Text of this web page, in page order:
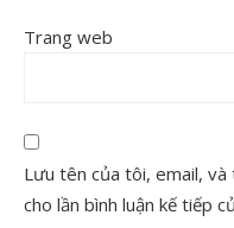
Trang web
Lưu tên của tôi, email,
cho lần bình luận kế tiếp